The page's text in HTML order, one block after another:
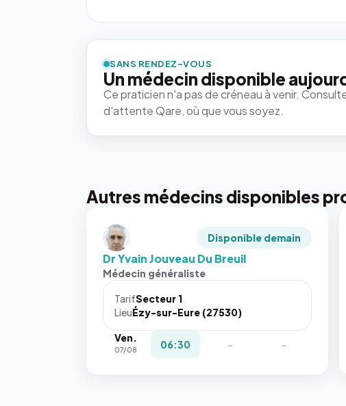
SANS RENDEZ-VOUS
Un médecin disponible
Ce praticien n'a pas de créneau à venir.
d'attente Qare, où que vous soyez.
Autres médecins disponibles
Disponible demain
Dr Yvain Jouveau Du Breuil
Médecin généraliste
TarifSecteur 1
LieuÉzy-sur-Eure (27530)
Ven.
07/08 06:30 - -